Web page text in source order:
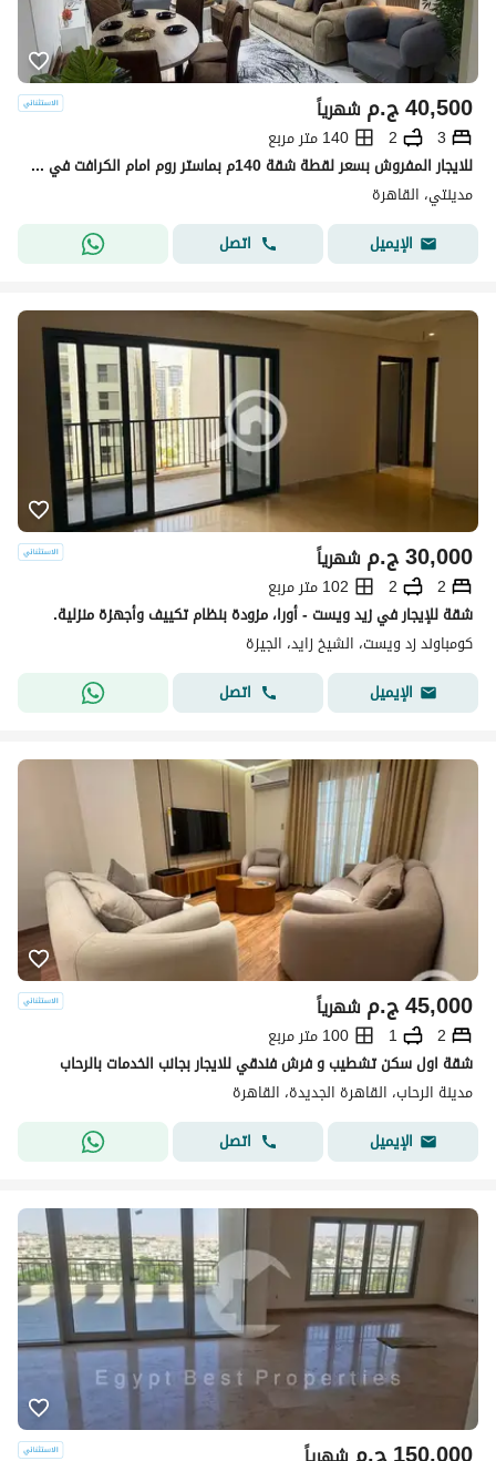
ج.م40,500 شهرياً
3
2
140 متر مربع
للايجار المفروش بسعر لقطة شقة 140م بماستر روم امام الكرافت في مدينتي
مدينتي، القاهرة
الإيميل
اتصل
ج.م30,000 شهرياً
2
2
102 متر مربع
شقة للإيجار في زيد ويست - أورا، مزودة بنظام تكييف وأجهزة منزلية.
كومباوند زد ويست، الشيخ زايد، الجيزة
الإيميل
اتصل
ج.م45,000 شهرياً
2
1
100 متر مربع
شقة اول سكن تشطيب و فرش فندقي للايجار بجانب الخدمات بالرحاب
مدينة الرحاب، القاهرة الجديدة، القاهرة
الإيميل
اتصل